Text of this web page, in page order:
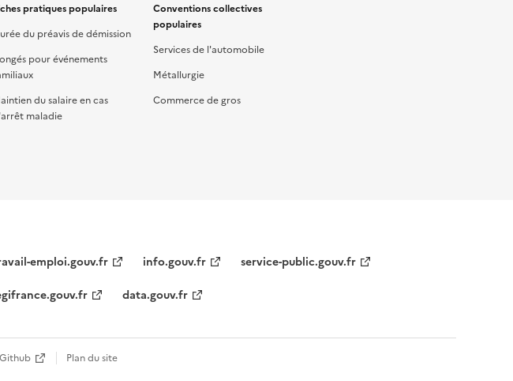
pratiques populaires
du préavis de démission
pour événements
du salaire en cas
maladie
Conventions collectives
populaires
Services de l'automobile
Métallurgie
Commerce de gros
emploi.gouv.fr info.gouv.fr
service-public.gouv.fr
data.gouv.fr
Plan du site